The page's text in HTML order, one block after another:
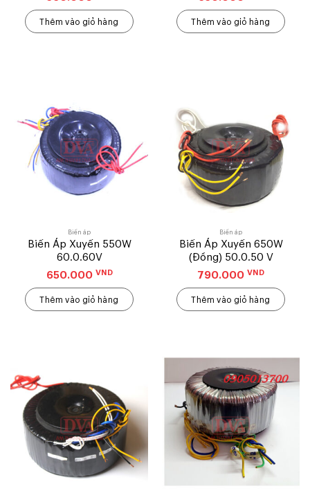
Thêm vào giỏ hàng Thêm vào giỏ hàng
Biến áp
Biến Áp Xuyến 550W
60.0.60V
650.000 VND
Thêm vào giỏ hàng
Biến áp
Biến Áp Xuyến 650W
(Đồng) 50.0.50 V
790.000 VND
Thêm vào giỏ hàng